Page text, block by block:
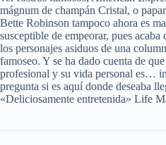
mágnum de champán Cristal, o
Bette Robinson tampoco ahora es
susceptible de empeorar, pues
los personajes asiduos de una
famoseo. Y se ha dado cuenta de
profesional y su vida personal es…
pregunta si es aquí donde deseaba
«Deliciosamente entretenida» Life